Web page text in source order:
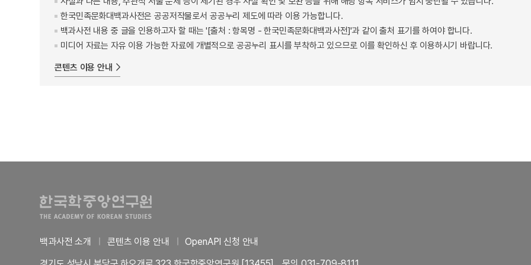
한국민족문화대백과사전은 공공저작물로서 공공누리 제도에 따라 이용 가능합니다.
백과사전 내용 중 글을 인용하고자 할 때는 '[출처 : 항목명 - 한국민족문화대백과사전]'과 같이 출처 표기를 하여야 합니다.
미디어 자료는 자유 이용 가능한 자료에 개별적으로 공공누리 표시를 부착하고 있으므로 이를 확인하신 후 이용하시기 바랍니다.
콘텐츠 이용 안내
백과사전 소개 콘텐츠 이용 안내
OpenAPI 신청 안내